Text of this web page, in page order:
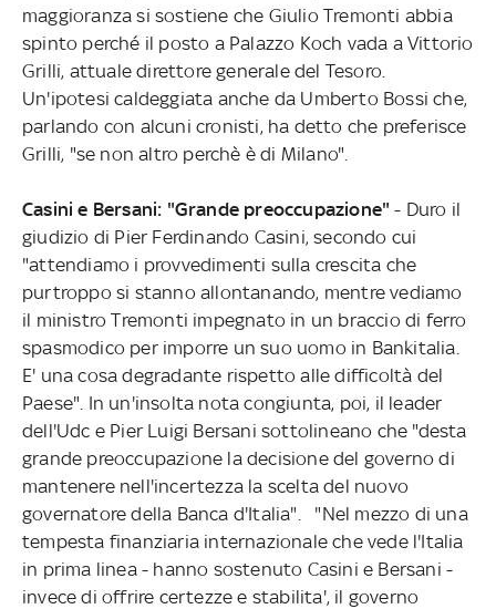
maggioranza si sostiene che Giulio Tremonti abbia
spinto perché il posto a Palazzo Koch vada a Vittorio
Grilli, attuale direttore generale del Tesoro.
Un'ipotesi caldeggiata anche da Umberto Bossi che,
parlando con alcuni cronisti, ha detto che preferisce
Grilli, "se non altro perchè è di Milano".
Casini e Bersani: "Grande preoccupazione" - Duro il
giudizio di Pier Ferdinando Casini, secondo cui
"attendiamo i provvedimenti sulla crescita che
purtroppo si stanno allontanando, mentre vediamo
il ministro Tremonti impegnato in un braccio di ferro
spasmodico per imporre un suo uomo in Bankitalia.
E' una cosa degradante rispetto alle difficoltà del
Paese". In un'insolta nota congiunta, poi, il leader
dell'Udc e Pier Luigi Bersani sottolineano che "desta
grande preoccupazione la decisione del governo di
mantenere nell'incertezza la scelta del nuovo
governatore della Banca d'Italia". "Nel mezzo di una
tempesta finanziaria internazionale che vede l'Italia
in prima linea - hanno sostenuto Casini e Bersani -
invece di offrire certezze e stabilita', il governo